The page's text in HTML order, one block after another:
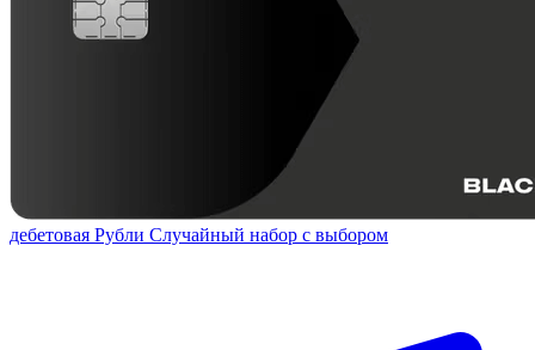
дебетовая Рубли Случайный набор с выбором